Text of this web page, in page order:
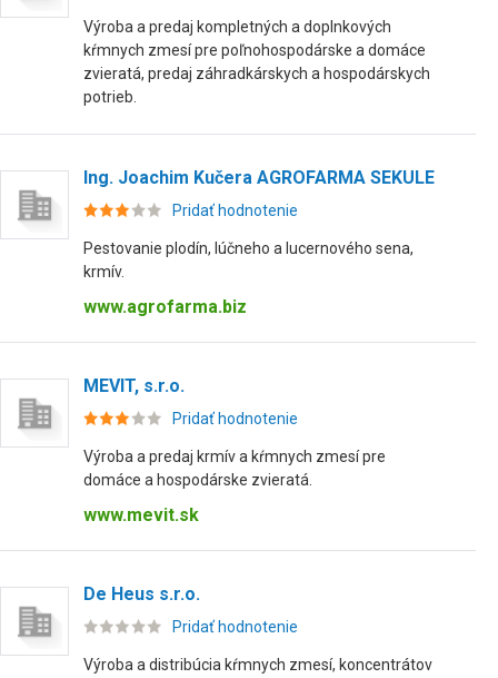
Výroba a predaj kompletných a doplnkových
kŕmnych zmesí pre poľnohospodárske a domáce
zvieratá, predaj záhradkárskych a hospodárskych
potrieb.
Ing. Joachim Kučera AGROFARMA SEKULE
Pridať hodnotenie
Pestovanie plodín, lúčneho a lucernového sena,
krmív.
www.agrofarma.biz
MEVIT, s.r.o.
Pridať hodnotenie
Výroba a predaj krmív a kŕmnych zmesí pre
domáce a hospodárske zvieratá.
www.mevit.sk
De Heus s.r.o.
Pridať hodnotenie
Výroba a distribúcia kŕmnych zmesí, koncentrátov